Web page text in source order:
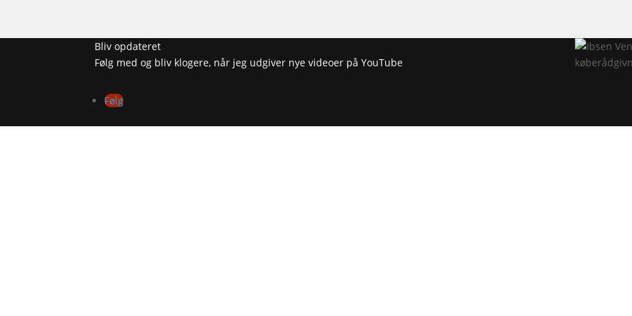
Bliv opdateret
Følg med og bliv klogere, når jeg udgiver nye videoer på YouTube
Følg